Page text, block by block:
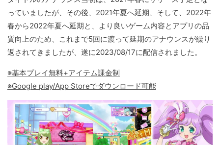
っていましたが、その後、2021年夏へ延期、そして、2022年
春から2022年夏へ延期と、より良いゲーム内容とアプリの品
質向上のため、これまで5回に渡って延期のアナウンスが繰り
返されてきましたが、遂に2023/08/17に配信されました。
※基本プレイ無料+アイテム課金制
※Google play/App Storeでダウンロード可能